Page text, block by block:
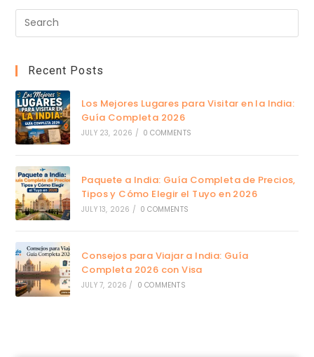
Recent Posts
Los Mejores Lugares para Visitar en la India:
Guía Completa 2026
JULY 23, 2026 / 0 COMMENTS
Paquete a India: Guía Completa de Precios,
Tipos y Cómo Elegir el Tuyo en 2026
JULY 13, 2026 / 0 COMMENTS
Consejos para Viajar a India: Guía
Completa 2026 con Visa
JULY 7, 2026 / 0 COMMENTS